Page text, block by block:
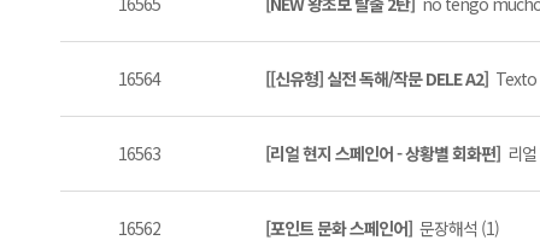
16564 [[신유형] 실전 독해/작문 DELE A2] Texto
16563 [리얼 현지 스페인어 - 상황별 회화편] 리
16562 [포인트 문화 스페인어] 문장해석 (1)